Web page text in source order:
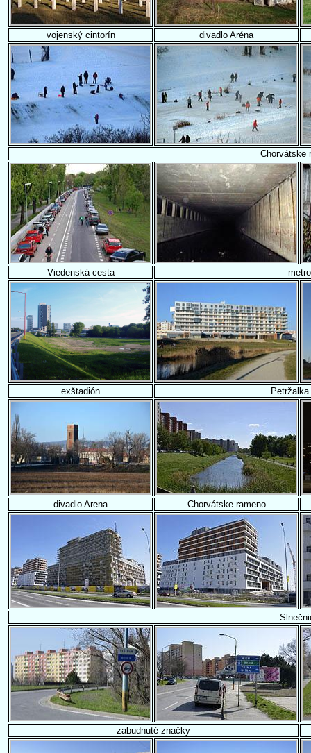
vojenský cintorín divadlo Aréna
Chorvátske
Viedenská cesta metro
exštadión
divadlo Arena Chorvátske rameno
zabudnuté značky